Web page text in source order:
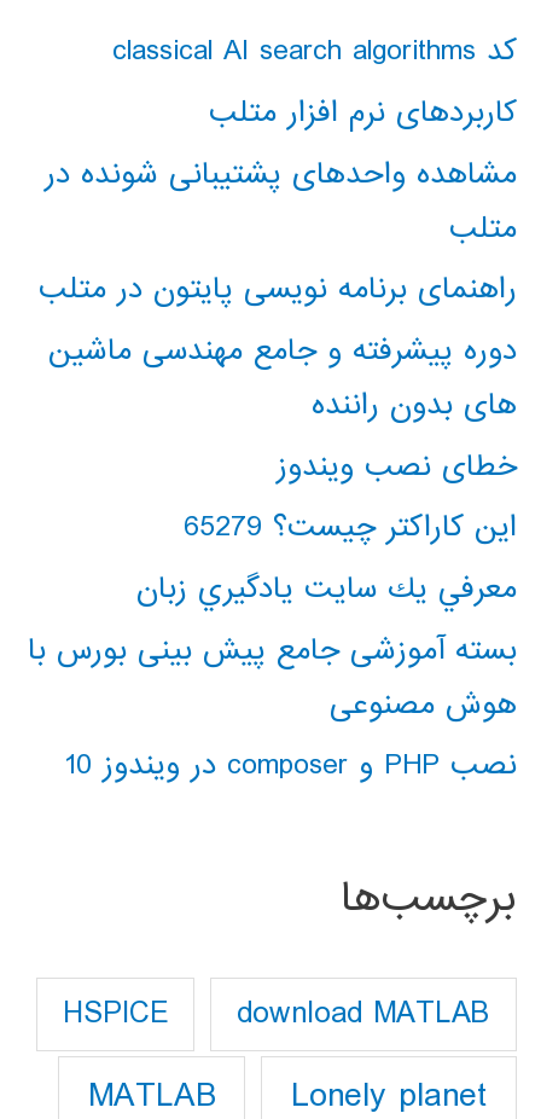
کد classical AI search algorithms
کاربردهای نرم افزار متلب
مشاهده واحدهای پشتیبانی شونده در
متلب
راهنمای برنامه نویسی پایتون در متلب
دوره پیشرفته و جامع مهندسی ماشین
های بدون راننده
خطای نصب ویندوز
این کاراکتر چیست؟ 65279
معرفي يك سايت يادگيري زبان
بسته آموزشی جامع پیش بینی بورس با
هوش مصنوعی
نصب PHP و composer در ویندوز 10
برچسب‌ها
download MATLAB
HSPICE
Lonely planet
MATLAB